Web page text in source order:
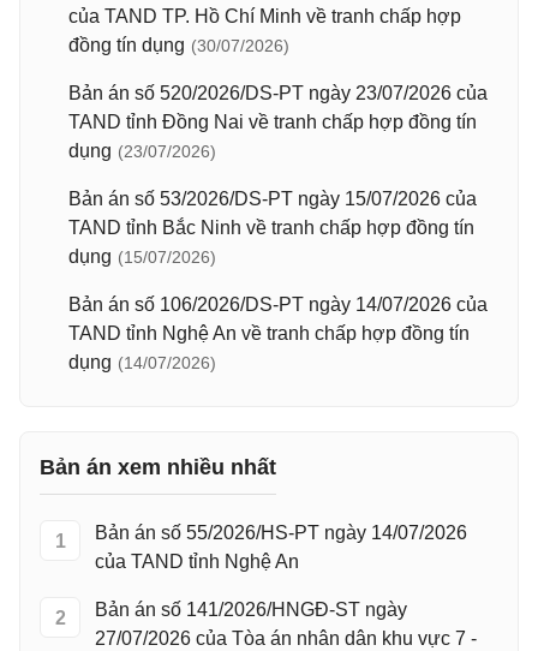
của TAND TP. Hồ Chí Minh về tranh chấp hợp
đồng tín dụng (30/07/2026)
Bản án số 520/2026/DS-PT ngày 23/07/2026 của
TAND tỉnh Đồng Nai về tranh chấp hợp đồng tín
dụng (23/07/2026)
Bản án số 53/2026/DS-PT ngày 15/07/2026 của
TAND tỉnh Bắc Ninh về tranh chấp hợp đồng tín
dụng (15/07/2026)
Bản án số 106/2026/DS-PT ngày 14/07/2026 của
TAND tỉnh Nghệ An về tranh chấp hợp đồng tín
dụng (14/07/2026)
Bản án xem nhiều nhất
1
Bản án số 55/2026/HS-PT ngày 14/07/2026
của TAND tỉnh Nghệ An
2
Bản án số 141/2026/HNGĐ-ST ngày
27/07/2026 của Tòa án nhân dân khu vực 7 -